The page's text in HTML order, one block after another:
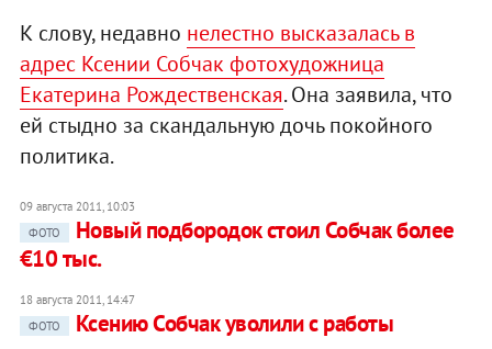
К слову, недавно нелестно высказалась в
адрес Ксении Собчак фотохудожница
Екатерина Рождественская. Она заявила, что
ей стыдно за скандальную дочь покойного
политика.
09 августа 2011, 10:03
ФОТО
Новый подбородок стоил Собчак более
€10 тыс.
18 августа 2011, 14:47
ФОТО
Ксению Собчак уволили с работы